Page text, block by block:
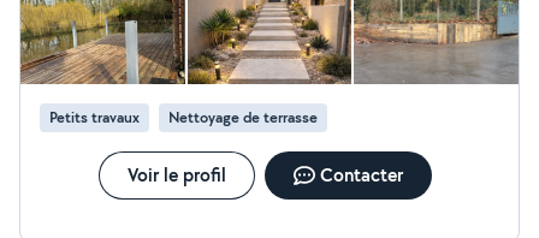
Petits travaux Nettoyage de terrasse
Voir le profil Contacter